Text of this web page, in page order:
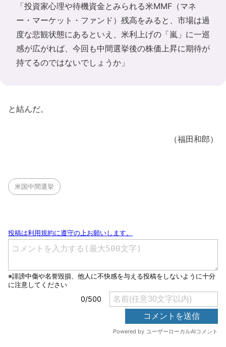
「投資家心理や待機資金とみられる米MMF（マネ
ー・マーケット・ファンド）残高をみると、市場は過
度な悲観状態にあるといえ、米利上げの「嵐」に一巡
感が広がれば、今回も中間選挙後の株価上昇に期待が
持てるのではないでしょうか」
と結んだ。
（福田和郎）
米国中間選挙